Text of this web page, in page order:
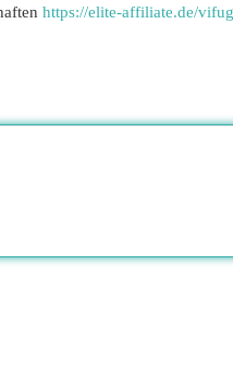
https://elite-affiliate.de/